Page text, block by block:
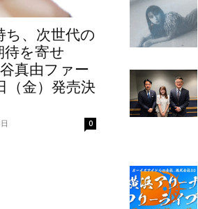
ち、次世代の
を寄せ
真由ファー
（金）発売決
0